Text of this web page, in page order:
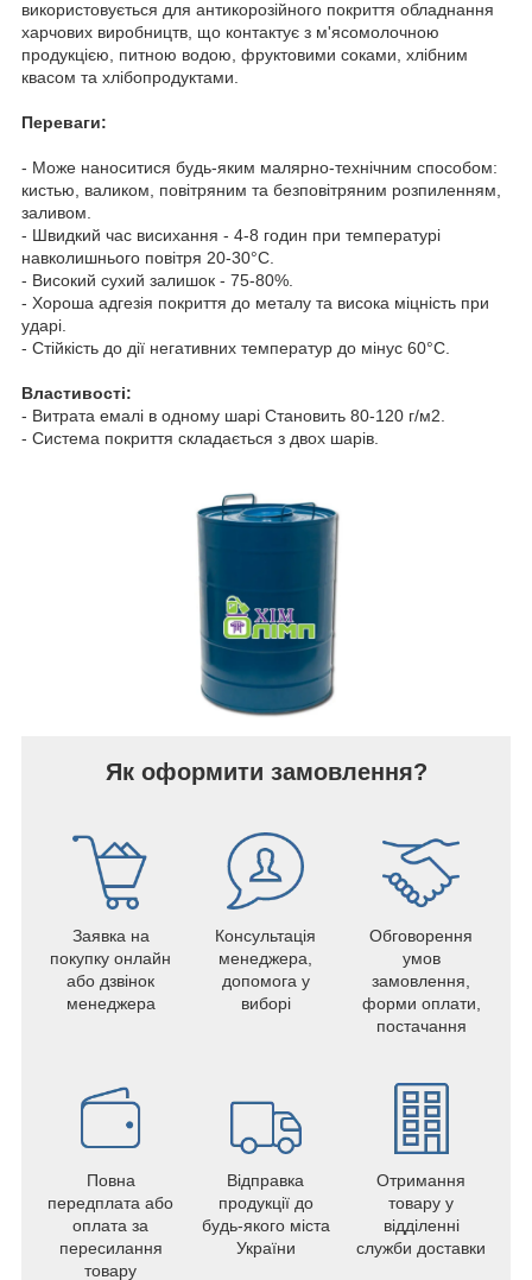
використовується для антикорозійного покриття обладнання
харчових виробництв, що контактує з м'ясомолочною
продукцією, питною водою, фруктовими соками, хлібним
квасом та хлібопродуктами.
Переваги:
- Може наноситися будь-яким малярно-технічним способом:
кистью, валиком, повітряним та безповітряним розпиленням,
заливом.
- Швидкий час висихання - 4-8 годин при температурі
навколишнього повітря 20-30°C.
- Високий сухий залишок - 75-80%.
- Хороша адгезія покриття до металу та висока міцність при
ударі.
- Стійкість до дії негативних температур до мінус 60°C.
Властивості:
- Витрата емалі в одному шарі Становить 80-120 г/м2.
- Система покриття складається з двох шарів.
Як оформити замовлення?
Заявка на
покупку онлайн
або дзвінок
менеджера
Консультація
менеджера,
допомога у
виборі
Обговорення
умов
замовлення,
форми оплати,
постачання
Повна
передплата або
оплата за
пересилання
товару
Відправка
продукції до
будь-якого міста
України
Отримання
товару у
відділенні
служби доставки